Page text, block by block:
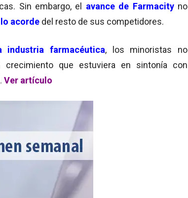
Sin embargo, el avance de Farmacity no
acorde del resto de sus competidores.
industria farmacéutica, los minoristas no
que estuviera en sintonía con
Ver artículo